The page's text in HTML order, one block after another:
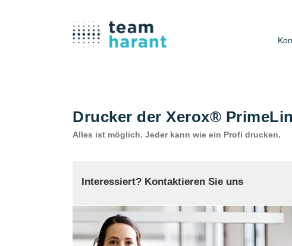
Drucker der Xerox®
Alles ist möglich. Jeder kann wie ein Profi drucken.
Interessiert? Kontaktieren Sie uns
TEAM HARANT GMBH & CO. KG